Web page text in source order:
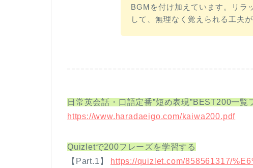
BGMを付け加えています。リラ
して、無理なく覚えられる工夫
日常英会話・口語定番”短め表現”BEST200一覧
https://www.haradaeigo.com/kaiwa200.pdf
Quizletで200フレーズを学習する
【Part.1】
https://quizlet.com/858561317/